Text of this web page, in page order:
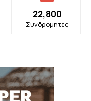
22,800
Συνδρομητές